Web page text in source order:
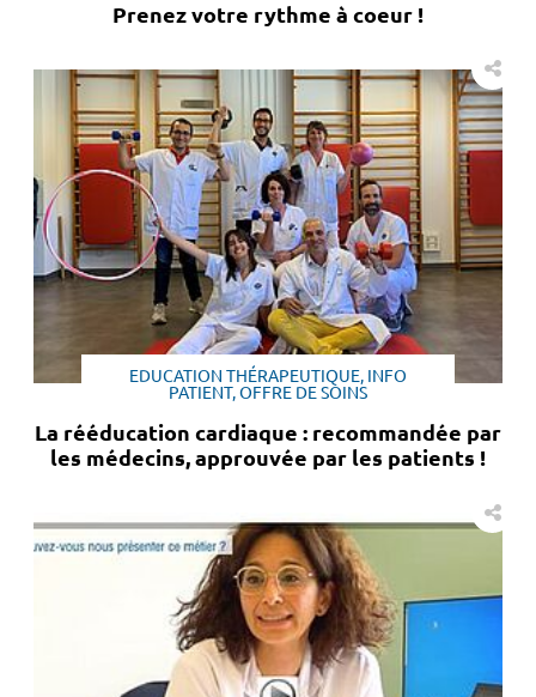
Prenez votre rythme à coeur !
EDUCATION THÉRAPEUTIQUE, INFO
PATIENT, OFFRE DE SOINS
La rééducation cardiaque : recommandée par
les médecins, approuvée par les patients !